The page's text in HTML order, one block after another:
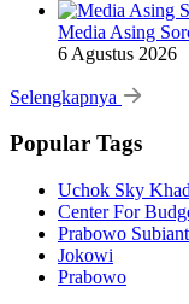
Media Asing
6 Agustus 2026
Selengkapnya
Popular Tags
Uchok Sky
Center For
Prabowo
Jokowi
Prabowo